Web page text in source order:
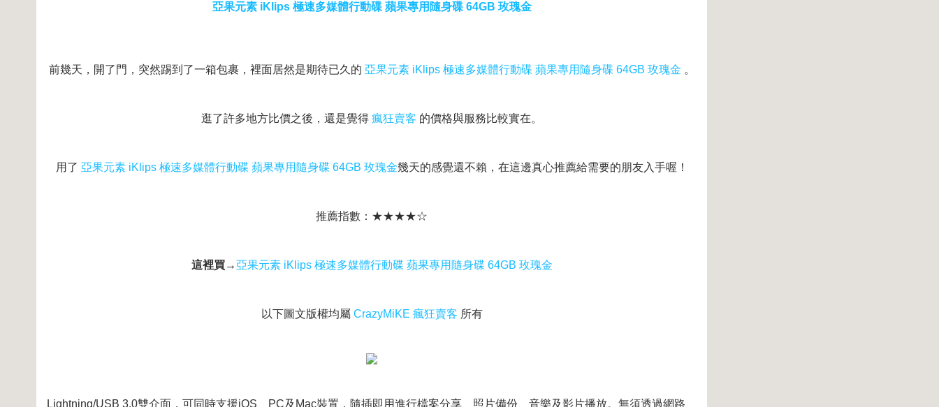
亞果元素 iKlips 極速多媒體行動碟 蘋果專用隨身碟 64GB 玫瑰金
前幾天，開了門，突然踢到了一箱包裹，裡面居然是期待已久的 亞果元素 iKlips 極速多媒體行動碟 蘋果專用隨身碟 64GB 玫瑰金 。
逛了許多地方比價之後，還是覺得 瘋狂賣客 的價格與服務比較實在。
用了 亞果元素 iKlips 極速多媒體行動碟 蘋果專用隨身碟 64GB 玫瑰金幾天的感覺還不賴，在這邊真心推薦給需要的朋友入手喔！
推薦指數：★★★★☆
這裡買→亞果元素 iKlips 極速多媒體行動碟 蘋果專用隨身碟 64GB 玫瑰金
以下圖文版權均屬 CrazyMiKE 瘋狂賣客 所有
Lightning/USB 3.0雙介面，可同時支援iOS、PC及Mac裝置，隨插即用進行檔案分享、照片備份、音樂及影片播放。無須透過網路、